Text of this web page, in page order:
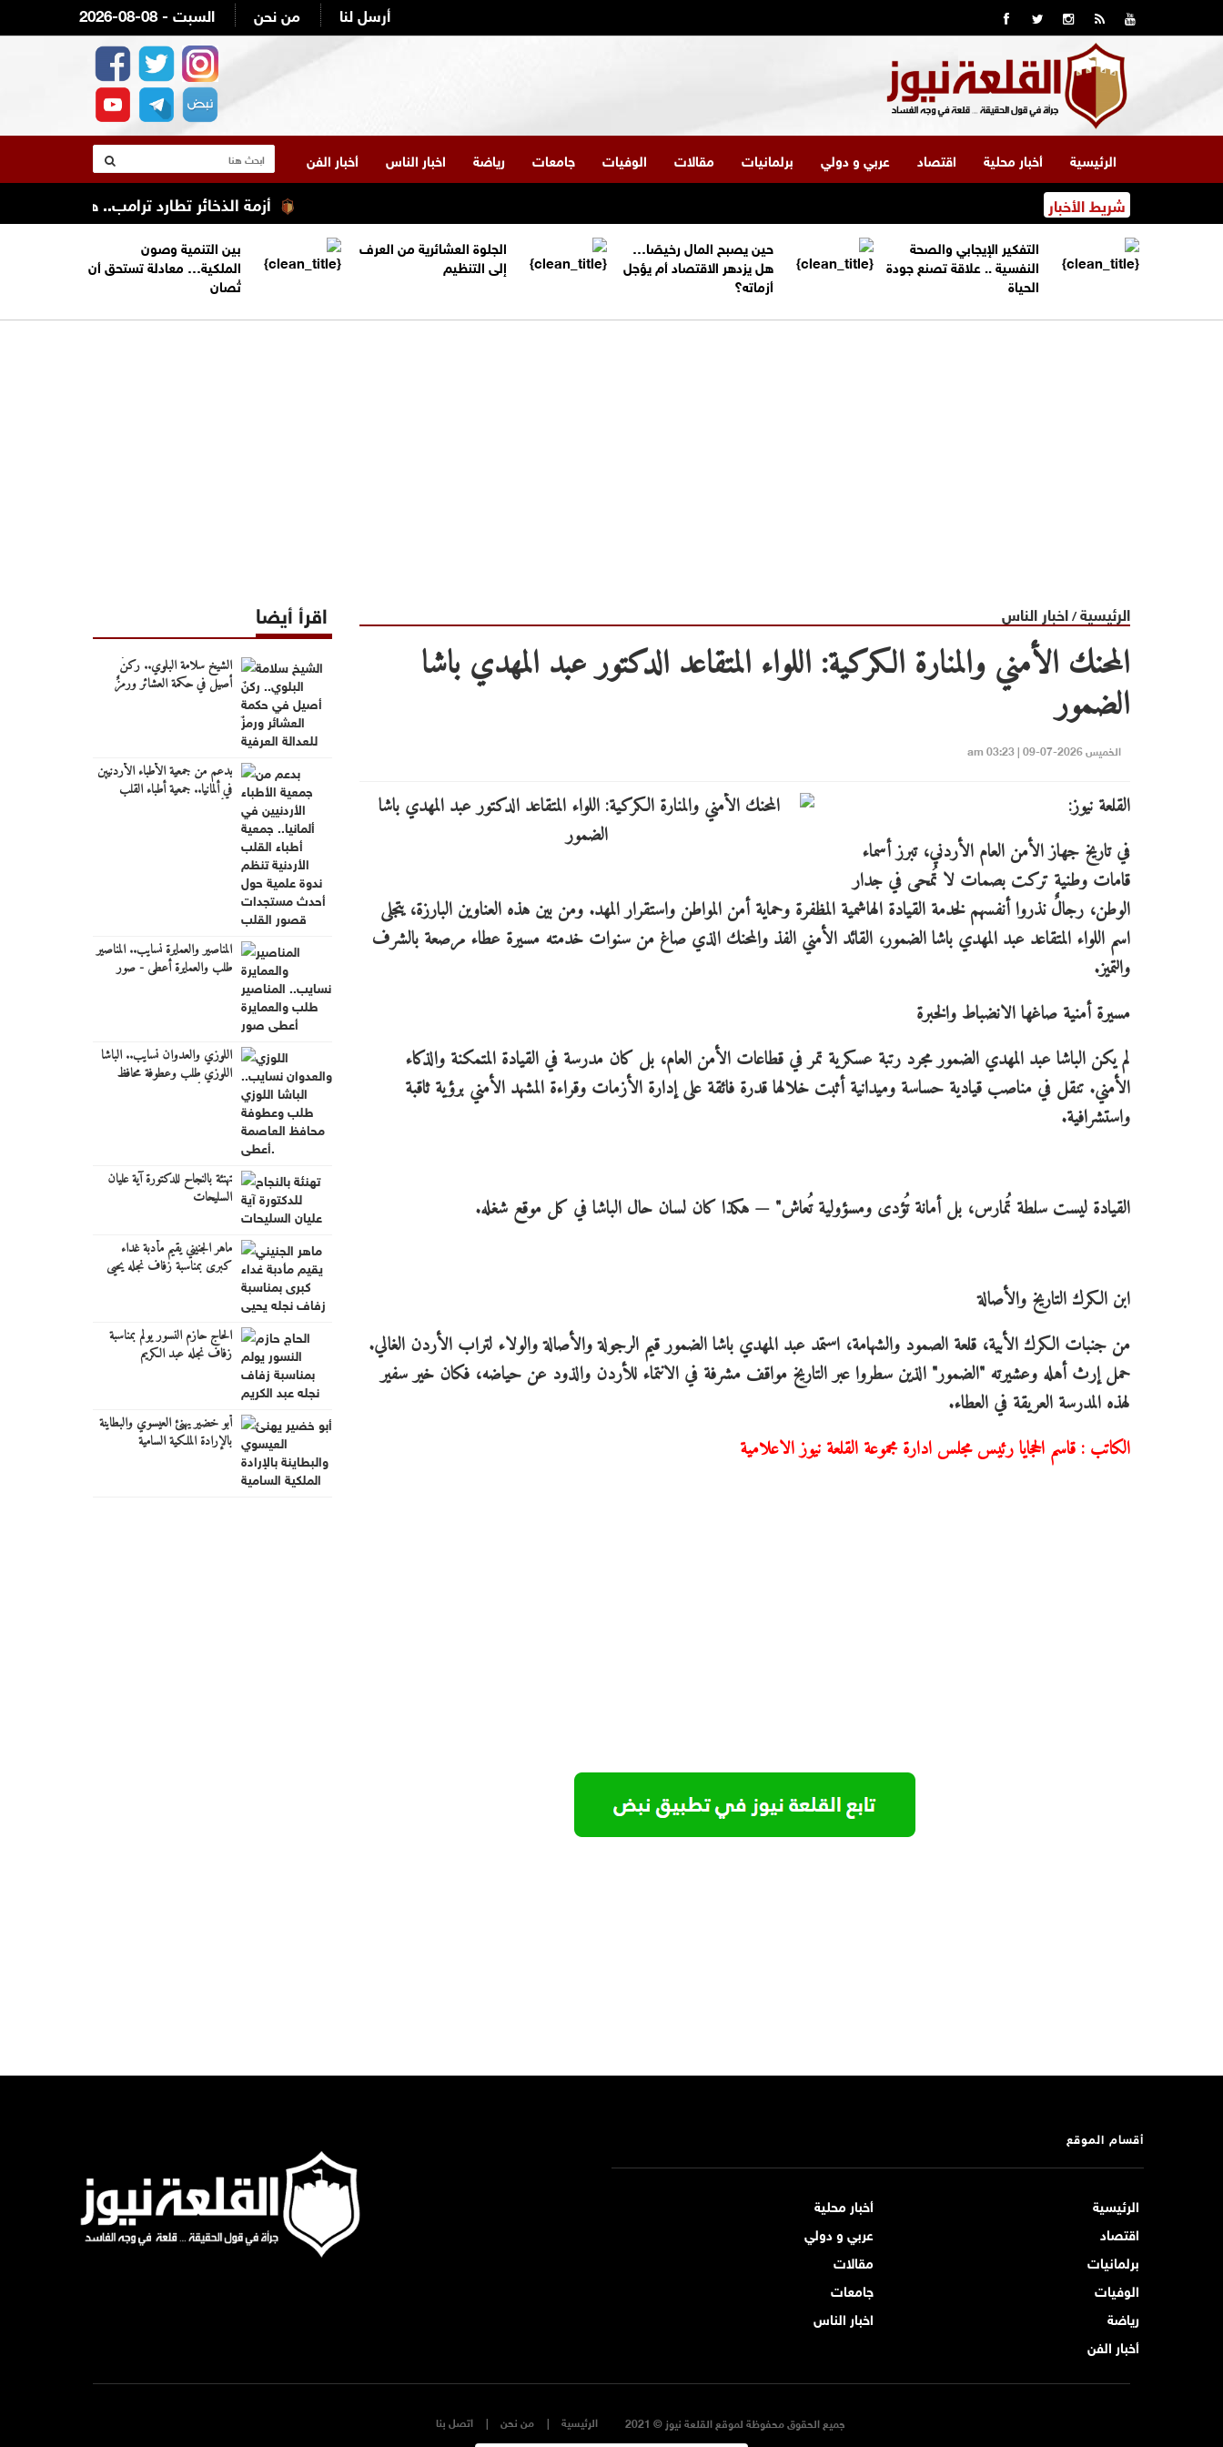
2026-08-08 - السبت من نحن أرسل لنا
الرئيسية أخبار محلية اقتصاد عربي و دولي برلمانيات مقالات الوفيات جامعات رياضة اخبار الناس أخبار الفن
شريط الأخبار أزمة الذخائر تطارد ترامب.. هل استنزفت
التفكير الإيجابي والصحة
النفسية .. علاقة تصنع جودة
الحياة
حين يصبح المال رخيصًا…
هل يزدهر الاقتصاد أم يؤجل
أزماته؟
الجلوة العشائرية من العرف
إلى التنظيم
بين التنمية وصون
الملكية… معادلة تستحق أن
تُصان
الرئيسية/اخبار الناس
المحنك الأمني والمنارة الكركية: اللواء المتقاعد الدكتور عبد المهدي باشا
الضمور
الخميس 2026-07-09 | 03:23 am
القلعة نيوز:
في تاريخ جهاز الأمن العام الأردني، تبرز أسماء
قامات وطنية تركت بصمات لا تُمحى في جدار
الوطن، رجالٌ نذروا أنفسهم لخدمة القيادة الهاشمية المظفرة وحماية أمن المواطن واستقرار المهد. ومن بين هذه العناوين البارزة، يتجلى
اسم اللواء المتقاعد عبد المهدي باشا الضمور، القائد الأمني الفذ والمحنك الذي صاغ من سنوات خدمته مسيرة عطاء مرصعة بالشرف
والتميز.
مسيرة أمنية صاغها الانضباط والخبرة
لم يكن الباشا عبد المهدي الضمور مجرد رتبة عسكرية تمر في قطاعات الأمن العام، بل كان مدرسة في القيادة المتمكنة والذكاء
الأمني. تنقل في مناصب قيادية حساسة وميدانية أثبت خلالها قدرة فائقة على إدارة الأزمات وقراءة المشهد الأمني برؤية ثاقبة
واستشرافية.
القيادة ليست سلطة تُمارس، بل أمانة تُؤدى ومسؤولية تُعاش" — هكذا كان لسان حال الباشا في كل موقع شغله.
ابن الكرك التاريخ والأصالة
من جنبات الكرك الأبية، قلعة الصمود والشهامة، استمد عبد المهدي باشا الضمور قيم الرجولة والأصالة والولاء لتراب الأردن الغالي.
حمل إرث أهله وعشيرته "الضمور" الذين سطروا عبر التاريخ مواقف مشرفة في الانتماء للأردن والذود عن حياضه، فكان خير سفير
لهذه المدرسة العريقة في العطاء.
الكاتب : قاسم الحجايا رئيس مجلس ادارة مجموعة القلعة نيوز الاعلامية
اقرأ أيضا
الشيخ سلامة البلوي.. ركنٌ
أصيل في حكمة العشائر ورمزٌ
بدعم من جمعية الأطباء الأردنيين
في ألمانيا.. جمعية أطباء القلب
المناصير والعمايرة نسايب.. المناصير
طلب والعمايرة أعطى - صور
اللوزي والعدوان نسايب.. الباشا
اللوزي طلب وعطوفة محافظ
تهنئة بالنجاح للدكتورة آية عليان
السليحات
ماهر الجنيني يقيم مأدبة غداء
كبرى بمناسبة زفاف نجله يحيى
الحاج حازم النسور يولم بمناسبة
زفاف نجله عبد الكريم
أبو خضير يهنئ العيسوي والبطاينة
بالإرادة الملكية السامية
أقسام الموقع
الرئيسية
أخبار محلية
اقتصاد
عربي و دولي
برلمانيات
مقالات
الوفيات
جامعات
رياضة
اخبار الناس
أخبار الفن
جميع الحقوق محفوظة لموقع القلعة نيوز © 2021 اتصل بنا من نحن الرئيسية